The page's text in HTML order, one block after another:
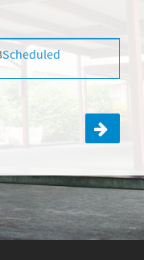
Scheduled